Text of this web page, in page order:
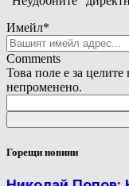
Имейл*
Comments
Това поле е за целите
непроменено.
Горещи новини